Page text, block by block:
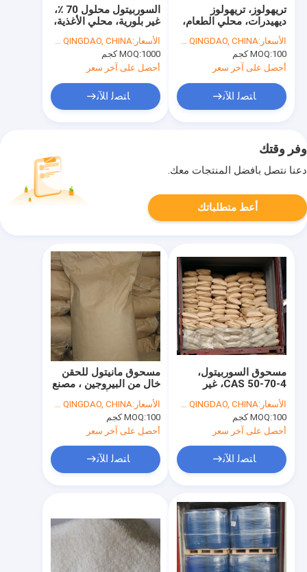
السوربيتول محلول 70 ٪،
غير بلورية، محلي الأغذية،
BP، USP، EP، FCC،
سعر جيد، سعر المصنع
الأسعار:USD420-USD550/MT FOB QINGDAO, CHINA
MOQ:1000 كجم
أحصل على آخر سعر
ﺎﺘﺼﻟ ﺍﻶﻧ
تريهولوز، تريهولوز
ديهيدرات، محلي الطعام،
الشركة المصنعة، معتمدة
من منظمة الأيزو و هالال،
جودة جيدة، سعر جيد
الأسعار:USD1.50 - USD1.80/KG FOB QINGDAO, CHINA
MOQ:100 كجم
أحصل على آخر سعر
ﺎﺘﺼﻟ ﺍﻶﻧ
وفر وقتك
دعنا نتصل بأفضل المنتجات معك.
أعط متطلباتك
مسحوق مانيتول للحقن
خال من البيروجين ، مصنع
، USP ، معيار EP ، جودة
جيدة
الأسعار:USD2.00 - USD3.50/KG FOB QINGDAO, CHINA
MOQ:100 كجم
أحصل على آخر سعر
ﺎﺘﺼﻟ ﺍﻶﻧ
مسحوق السوربيتول،
CAS 50-70-4، غير
E420، الشركة المصنعة،
FCC
الأسعار:USD900-USD1050/MT FOB QINGDAO, CHINA
MOQ:100 كجم
أحصل على آخر سعر
ﺎﺘﺼﻟ ﺍﻶﻧ